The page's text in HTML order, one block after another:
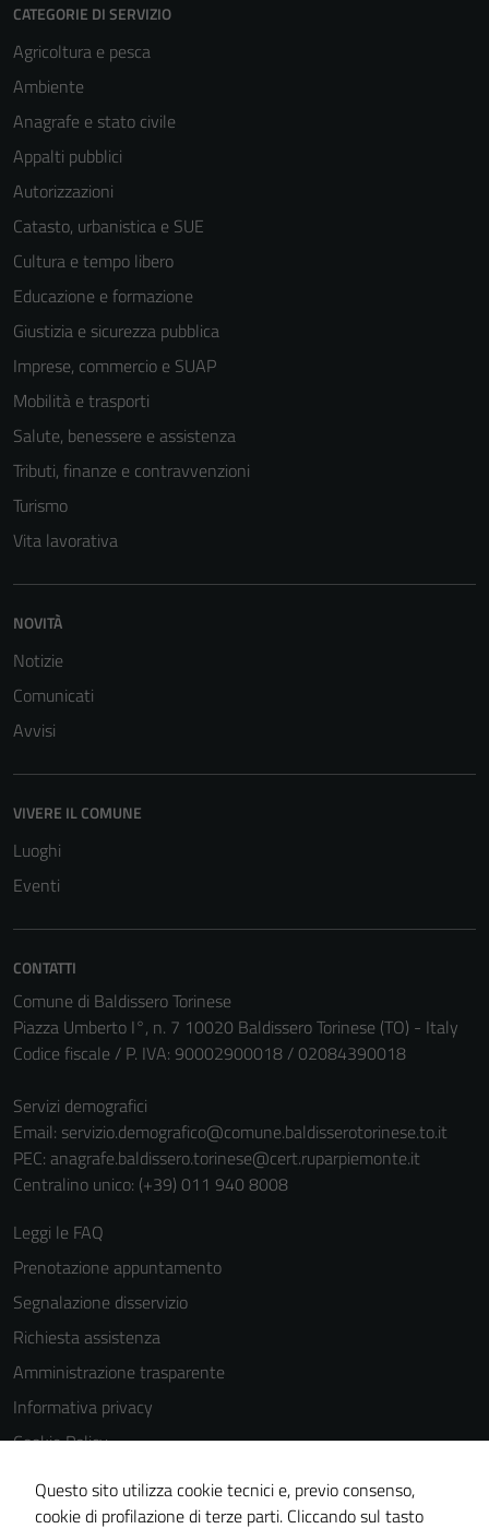
CATEGORIE DI SERVIZIO
Agricoltura e pesca
Ambiente
Anagrafe e stato civile
Appalti pubblici
Autorizzazioni
Catasto, urbanistica e SUE
Cultura e tempo libero
Educazione e formazione
Giustizia e sicurezza pubblica
Imprese, commercio e SUAP
Mobilità e trasporti
Salute, benessere e assistenza
Tributi, finanze e contravvenzioni
Turismo
Vita lavorativa
NOVITÀ
Notizie
Comunicati
Avvisi
VIVERE IL COMUNE
Luoghi
Eventi
CONTATTI
Comune di Baldissero Torinese
Piazza Umberto I°, n. 7 10020 Baldissero Torinese (TO) - Italy
Codice fiscale / P. IVA: 90002900018 / 02084390018
Servizi demografici
Email: servizio.demografico@comune.baldisserotorinese.to.it
PEC: anagrafe.baldissero.torinese@cert.ruparpiemonte.it
Centralino unico: (+39) 011 940 8008
Leggi le FAQ
Prenotazione appuntamento
Segnalazione disservizio
Richiesta assistenza
Amministrazione trasparente
Informativa privacy
Cookie Policy
Dichiarazione di accessibilità
Questo sito utilizza cookie tecnici e, previo consenso,
cookie di profilazione di terze parti. Cliccando sul tasto
sono necessari
per il
possono
essere
disabilitati.